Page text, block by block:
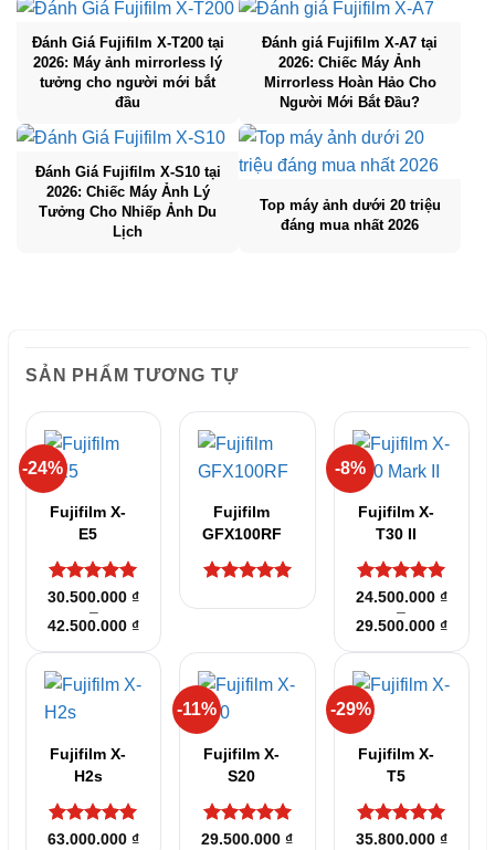
Đánh Giá Fujifilm X-T200 tại
2026: Máy ảnh mirrorless lý
tưởng cho người mới bắt
đầu
Đánh giá Fujifilm X-A7 tại
2026: Chiếc Máy Ảnh
Mirrorless Hoàn Hảo Cho
Người Mới Bắt Đầu?
Đánh Giá Fujifilm X-S10 tại
2026: Chiếc Máy Ảnh Lý
Tưởng Cho Nhiếp Ảnh Du
Lịch
Top máy ảnh dưới 20 triệu
đáng mua nhất 2026
SẢN PHẨM TƯƠNG TỰ
-24%
Fujifilm X-
E5
Được xếp
hạng5
sao
30.500.000₫
–
42.500.000₫Khoảng
giá:
từ
30.500.000 ₫
đến
42.500.000 ₫
Fujifilm
GFX100RF
hạng55
-8%
Fujifilm X-
T30 II
Được xếp
hạng5
sao
24.500.000 ₫
–
29.500.000 ₫
giá:
từ
đến
Fujifilm X-
H2s
Được xếp
63.000.000₫
-11%
Fujifilm X-
S20
Được xếp
29.500.000₫
-29%
Fujifilm X-
T5
Được xếp
35.800.000 ₫